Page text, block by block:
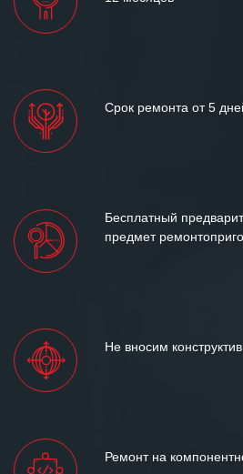
Срок ремонта от 5
Бесплатный
предмет
Не вносим
Ремонт на